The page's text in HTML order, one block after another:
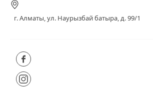
г. Алматы, ул. Наурызбай батыра, д. 99/1